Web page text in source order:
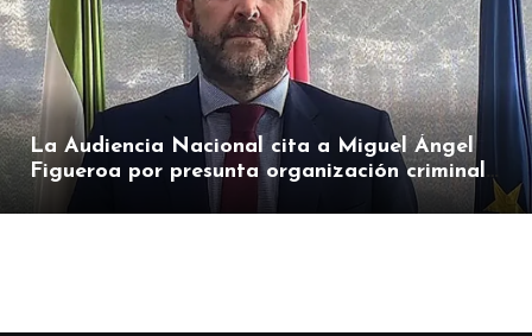
La Audiencia Nacional cita a Miguel Ángel
Figueroa por presunta organización criminal